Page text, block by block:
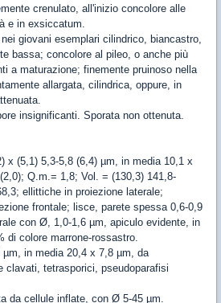
crenulato, all'inizio concolore alle
e in exsiccatum.
giovani esemplari cilindrico, biancastro,
bassa; concolore al pileo, o anche più
a maturazione; finemente pruinoso nella
allargata, cilindrica, oppure, in
insignificanti. Sporata non ottenuta.
x (5,1) 5,3-5,8 (6,4) µm, in media 10,1 x
Q.m.= 1,8; Vol. = (130,3) 141,8-
ellittiche in proiezione laterale;
frontale; lisce, parete spessa 0,6-0,9
con Ø, 1,0-1,6 µm, apiculo evidente, in
di colore marrone-rossastro.
µm, in media 20,4 x 7,8 µm, da
clavati, tetrasporici, pseudoparafisi
da cellule inflate, con Ø 5-45 µm.